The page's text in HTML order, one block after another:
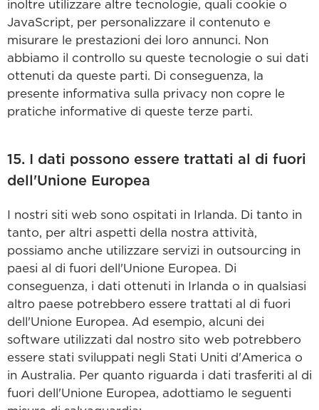
inoltre utilizzare altre tecnologie, quali cookie o
JavaScript, per personalizzare il contenuto e
misurare le prestazioni dei loro annunci. Non
abbiamo il controllo su queste tecnologie o sui dati
ottenuti da queste parti. Di conseguenza, la
presente informativa sulla privacy non copre le
pratiche informative di queste terze parti.
15. I dati possono essere trattati al di fuori
dell'Unione Europea
I nostri siti web sono ospitati in Irlanda. Di tanto in
tanto, per altri aspetti della nostra attività,
possiamo anche utilizzare servizi in outsourcing in
paesi al di fuori dell'Unione Europea. Di
conseguenza, i dati ottenuti in Irlanda o in qualsiasi
altro paese potrebbero essere trattati al di fuori
dell'Unione Europea. Ad esempio, alcuni dei
software utilizzati dal nostro sito web potrebbero
essere stati sviluppati negli Stati Uniti d'America o
in Australia. Per quanto riguarda i dati trasferiti al di
fuori dell'Unione Europea, adottiamo le seguenti